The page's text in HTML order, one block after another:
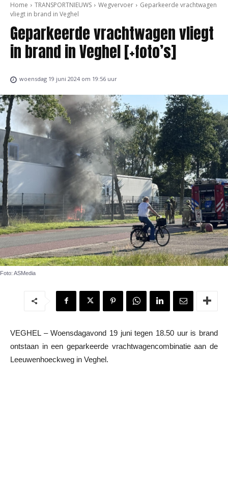
Home TRANSPORTNIEUWS Wegvervoer
Geparkeerde vrachtwagen
vliegt in brand in Veghel
Geparkeerde vrachtwagen vliegt
in brand in Veghel [+foto’s]
woensdag 19 juni 2024 om 19:56 uur
Foto: ASMedia
VEGHEL – Woensdagavond 19 juni tegen 18.50 uur is brand
ontstaan in een geparkeerde vrachtwagencombinatie aan de
Leeuwenhoeckweg in Veghel.